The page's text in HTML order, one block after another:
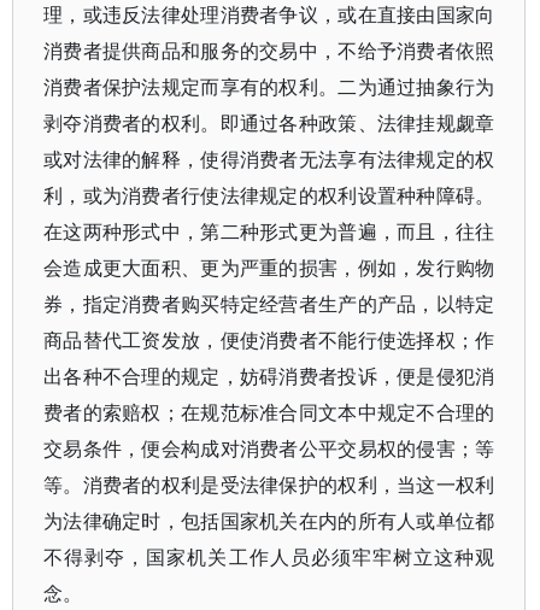
理，或违反法律处理消费者争议，或在直接由国家向
消费者提供商品和服务的交易中，不给予消费者依照
消费者保护法规定而享有的权利。二为通过抽象行为
剥夺消费者的权利。即通过各种政策、法律挂规觑章
或对法律的解释，使得消费者无法享有法律规定的权
利，或为消费者行使法律规定的权利设置种种障碍。
在这两种形式中，第二种形式更为普遍，而且，往往
会造成更大面积、更为严重的损害，例如，发行购物
券，指定消费者购买特定经营者生产的产品，以特定
商品替代工资发放，便使消费者不能行使选择权；作
出各种不合理的规定，妨碍消费者投诉，便是侵犯消
费者的索赔权；在规范标准合同文本中规定不合理的
交易条件，便会构成对消费者公平交易权的侵害；等
等。消费者的权利是受法律保护的权利，当这一权利
为法律确定时，包括国家机关在内的所有人或单位都
不得剥夺，国家机关工作人员必须牢牢树立这种观
念。